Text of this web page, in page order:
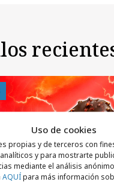
Uso de cookies
propias y de terceros con
y para mostrarte
mediante el análisis
AQUÍpara más información